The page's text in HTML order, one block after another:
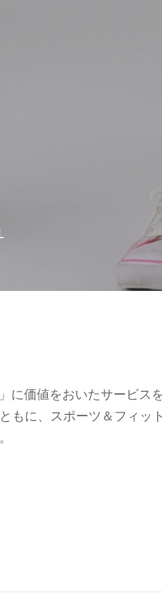
に価値をおいたサービ
もに、スポーツ＆フィ